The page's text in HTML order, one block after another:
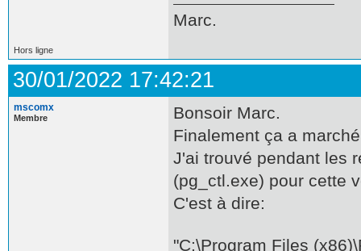
Marc.
Hors ligne
30/01/2022 17:42:21
mscomx
Membre
Bonsoir Marc.
Finalement ça a
J'ai trouvé pendant les
(pg_ctl.exe) pour cette
C'est à dire:
"C:\Program Files